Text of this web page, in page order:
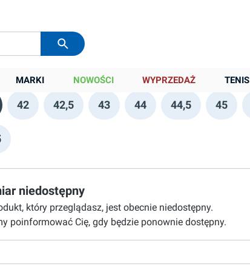
MARKI NOWOŚCI WYPRZEDAŻ TENIS
zł
589,00 zł
42 42,5 43 44 44,5 45
niedostępny
który przeglądasz, jest obecnie niedostępny.
poinformować Cię, gdy będzie ponownie dostępny.